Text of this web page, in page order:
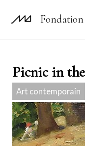
Picnic in
Art contemporain